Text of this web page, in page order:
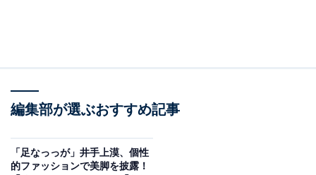
編集部が選ぶおすすめ記事
「足なっっが」井手上漠、個性
的ファッションで美脚を披露！